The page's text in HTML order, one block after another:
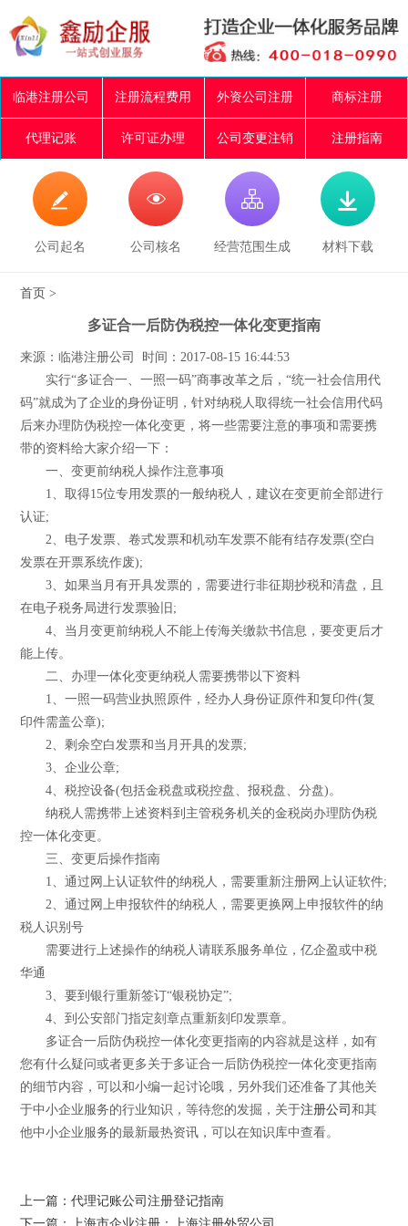
临港注册公司 注册流程费用 外资公司注册 商标注册
代理记账 许可证办理 公司变更注销 注册指南

公司起名

公司核名

经营范围生成

材料下载
首页 >
多证合一后防伪税控一体化变更指南
来源：临港注册公司 时间：2017-08-15 16:44:53
实行“多证合一、一照一码”商事改革之后，“统一社会信用代
码”就成为了企业的身份证明，针对纳税人取得统一社会信用代码
后来办理防伪税控一体化变更，将一些需要注意的事项和需要携
带的资料给大家介绍一下：
一、变更前纳税人操作注意事项
1、取得15位专用发票的一般纳税人，建议在变更前全部进行
认证;
2、电子发票、卷式发票和机动车发票不能有结存发票(空白
发票在开票系统作废);
3、如果当月有开具发票的，需要进行非征期抄税和清盘，且
在电子税务局进行发票验旧;
4、当月变更前纳税人不能上传海关缴款书信息，要变更后才
能上传。
二、办理一体化变更纳税人需要携带以下资料
1、一照一码营业执照原件，经办人身份证原件和复印件(复
印件需盖公章);
2、剩余空白发票和当月开具的发票;
3、企业公章;
4、税控设备(包括金税盘或税控盘、报税盘、分盘)。
纳税人需携带上述资料到主管税务机关的金税岗办理防伪税
控一体化变更。
三、变更后操作指南
1、通过网上认证软件的纳税人，需要重新注册网上认证软件;
2、通过网上申报软件的纳税人，需要更换网上申报软件的纳
税人识别号
需要进行上述操作的纳税人请联系服务单位，亿企盈或中税
华通
3、要到银行重新签订“银税协定”;
4、到公安部门指定刻章点重新刻印发票章。
多证合一后防伪税控一体化变更指南的内容就是这样，如有
您有什么疑问或者更多关于多证合一后防伪税控一体化变更指南
的细节内容，可以和小编一起讨论哦，另外我们还准备了其他关
于中小企业服务的行业知识，等待您的发掘，关于注册公司和其
他中小企业服务的最新最热资讯，可以在知识库中查看。
上一篇：代理记账公司注册登记指南